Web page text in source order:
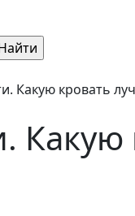
Какую кровать
Какую